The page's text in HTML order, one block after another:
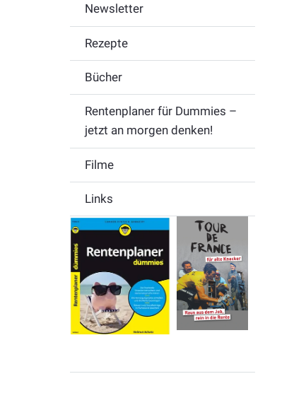
Newsletter
Rezepte
Bücher
Rentenplaner für Dummies –
jetzt an morgen denken!
Filme
Links